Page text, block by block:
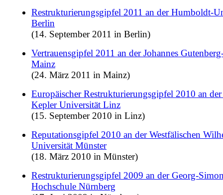
Restrukturierungsgipfel 2011 an der Humboldt-
Berlin
(14. September 2011 in Berlin)
Vertrauensgipfel 2011 an der Johannes
Mainz
(24. März 2011 in Mainz)
Europäischer Restrukturierungsgipfel 2010 an der
Kepler Universität Linz
(15. September 2010 in Linz)
Reputationsgipfel 2010 an der Westfälischen
Universität Münster
(18. März 2010 in Münster)
Restrukturierungsgipfel 2009 an der Georg-
Hochschule Nürnberg